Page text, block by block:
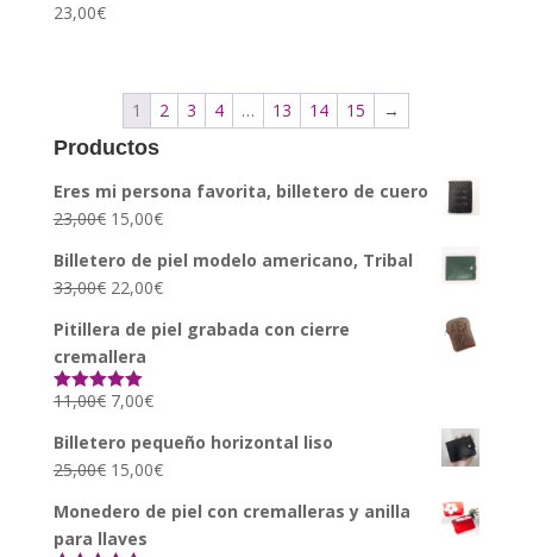
23,00€
1 2 3 4 … 13 14 15 →
Productos
Eres mi persona favorita, billetero de cuero
23,00€ 15,00€
Billetero de piel modelo americano, Tribal
33,00€ 22,00€
Pitillera de piel grabada con cierre
cremallera
Valorado con
11,00€ 7,00€
Billetero pequeño horizontal liso
25,00€ 15,00€
Monedero de piel con cremalleras y anilla
para llaves